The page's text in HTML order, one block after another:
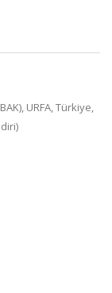
URFA, Türkiye,